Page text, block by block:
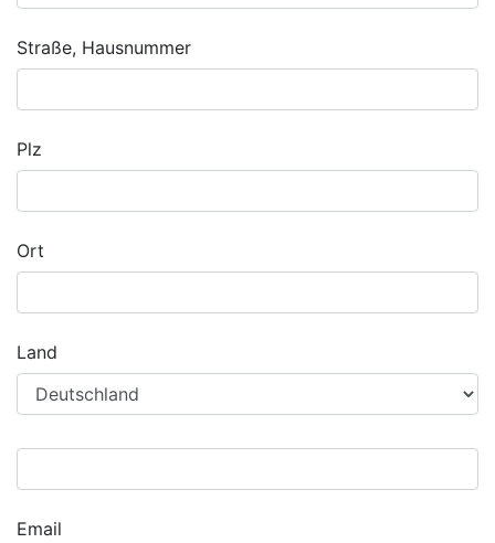
Straße, Hausnummer
Plz
Ort
Land
Email